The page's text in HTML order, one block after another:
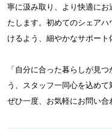
寧に汲み取り、より快適に
たします。初めてのシェア
けるよう、細やかなサポート
「自分に合った暮らしが見
う、スタッフ一同心を込めて
ぜひ一度、お気軽にお問い合